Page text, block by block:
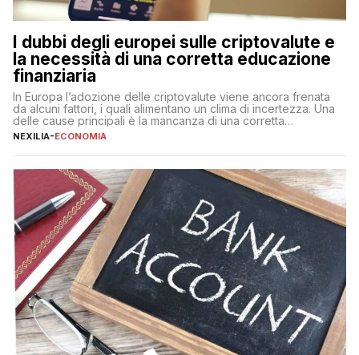
I dubbi degli europei sulle criptovalute e
la necessità di una corretta educazione
finanziaria
In Europa l’adozione delle criptovalute viene ancora frenata
da alcuni fattori, i quali alimentano un clima di incertezza. Una
delle cause principali è la mancanza di una corretta
educazione finanziaria, che impedisce ad una larga parte della
sulle criptovalute: […]
NEXILIA-ECONOMIA